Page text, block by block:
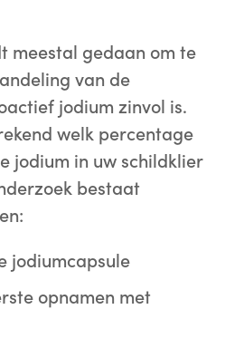
meestal gedaan om te
van de
jodium zinvol is.
welk percentage
jodium in uw schildklier
bestaat
jodiumcapsule
opnamen met